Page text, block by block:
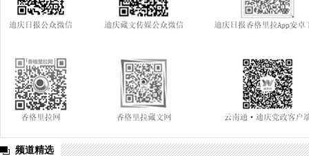
频道精选